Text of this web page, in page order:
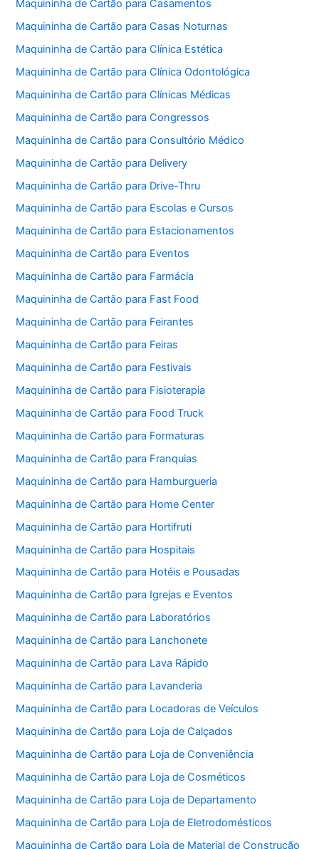
Maquininha de Cartão para Casamentos
Maquininha de Cartão para Casas Noturnas
Maquininha de Cartão para Clínica Estética
Maquininha de Cartão para Clínica Odontológica
Maquininha de Cartão para Clínicas Médicas
Maquininha de Cartão para Congressos
Maquininha de Cartão para Consultório Médico
Maquininha de Cartão para Delivery
Maquininha de Cartão para Drive-Thru
Maquininha de Cartão para Escolas e Cursos
Maquininha de Cartão para Estacionamentos
Maquininha de Cartão para Eventos
Maquininha de Cartão para Farmácia
Maquininha de Cartão para Fast Food
Maquininha de Cartão para Feirantes
Maquininha de Cartão para Feiras
Maquininha de Cartão para Festivais
Maquininha de Cartão para Fisioterapia
Maquininha de Cartão para Food Truck
Maquininha de Cartão para Formaturas
Maquininha de Cartão para Franquias
Maquininha de Cartão para Hamburgueria
Maquininha de Cartão para Home Center
Maquininha de Cartão para Hortifruti
Maquininha de Cartão para Hospitais
Maquininha de Cartão para Hotéis e Pousadas
Maquininha de Cartão para Igrejas e Eventos
Maquininha de Cartão para Laboratórios
Maquininha de Cartão para Lanchonete
Maquininha de Cartão para Lava Rápido
Maquininha de Cartão para Lavanderia
Maquininha de Cartão para Locadoras de Veículos
Maquininha de Cartão para Loja de Calçados
Maquininha de Cartão para Loja de Conveniência
Maquininha de Cartão para Loja de Cosméticos
Maquininha de Cartão para Loja de Departamento
Maquininha de Cartão para Loja de Eletrodomésticos
Maquininha de Cartão para Loja de Material de Construção